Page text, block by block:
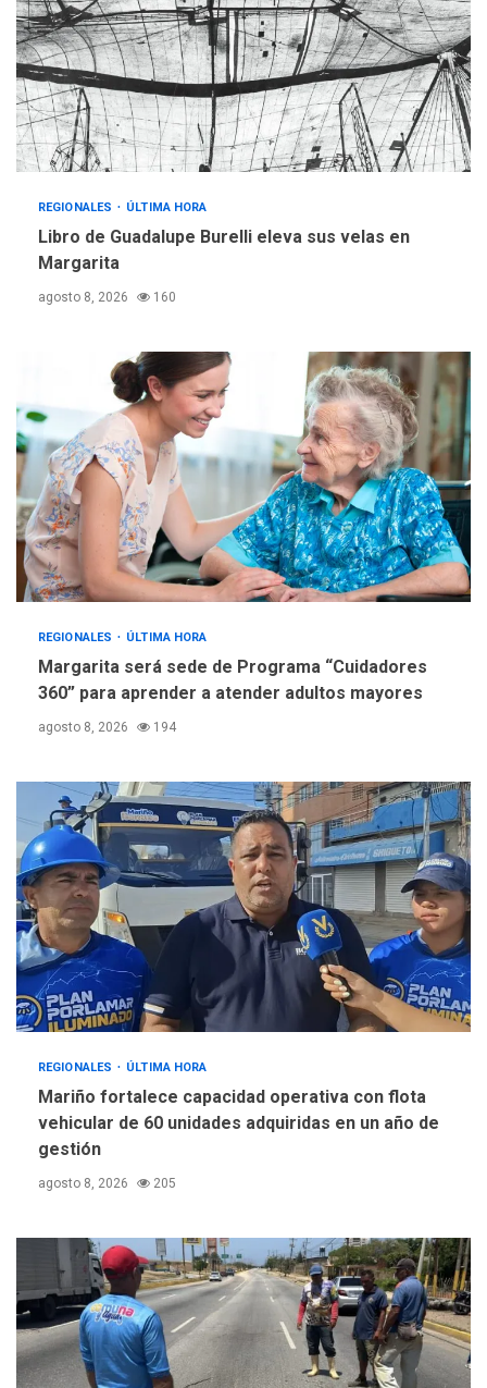
3
Mariño fortalece capacidad
operativa con flota
vehicular de 60 unidades
adquiridas en un año de
gestión
4
REGIONALES ÚLTIMA HORA
«Juan Bautista Arismendi» a
la altura de Macho Muerto
trabajan en diplomado para
creación y manejo de
estadísticas de turismo
REGIONALES ÚLTIMA HORA
Libro de Guadalupe Burelli eleva sus velas en
Margarita
agosto 8, 2026 160
REGIONALES ÚLTIMA HORA
Margarita será sede de Programa “Cuidadores
360” para aprender a atender adultos mayores
agosto 8, 2026 194
REGIONALES ÚLTIMA HORA
Mariño fortalece capacidad operativa con flota
vehicular de 60 unidades adquiridas en un año de
gestión
agosto 8, 2026 205